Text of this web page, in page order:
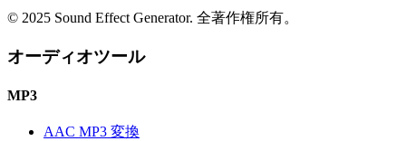
© 2025 Sound Effect Generator. 全著作権所有。
オーディオツール
MP3
AAC MP3 変換